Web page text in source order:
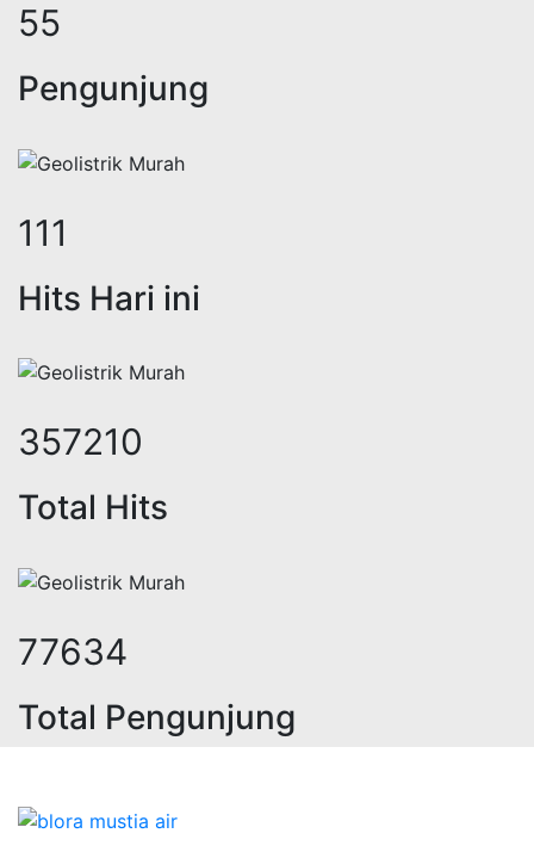
69
Pengunjung
139
Hits Hari ini
449715
Total Hits
98130
Total Pengunjung